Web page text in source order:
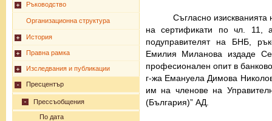
Ръководство
Организационна структура
История
Правна рамка
Изследвания и публикации
Пресцентър
Прессъобщения
По дата
Съгласно
на сертификати по чл. 11,
подуправителят на БНБ,
Емилия Миланова издаде
професионален опит в
г-жа Емануела Димова
им на членове на
(България)” АД.